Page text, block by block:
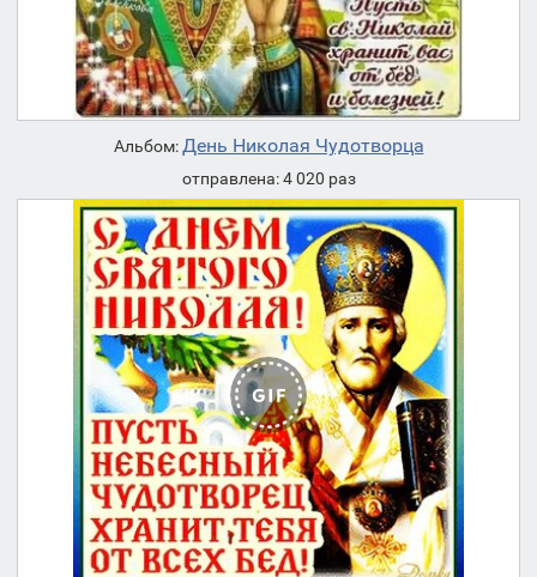
Альбом:День Николая Чудотворца
отправлена: 4 020 раз